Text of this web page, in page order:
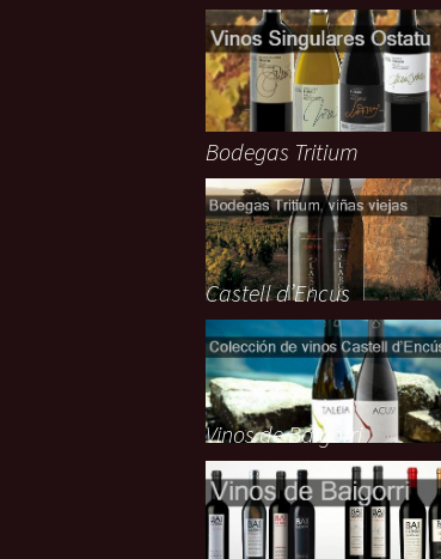
Bodegas Tritium
Castell d’Encus
Vinos de Baigorri